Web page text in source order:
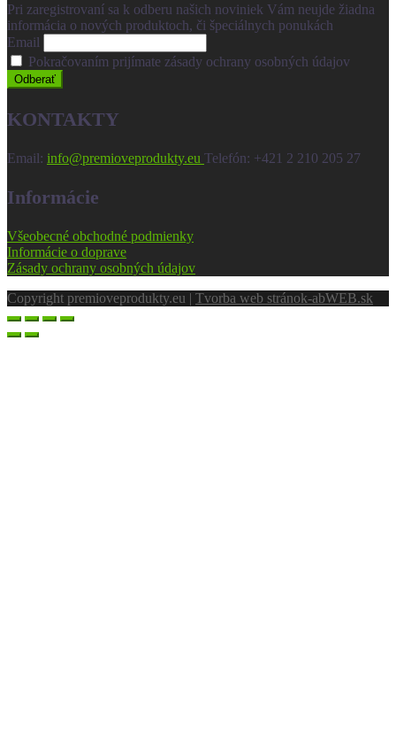
Pri zaregistrovaní sa k odberu našich noviniek Vám neujde žiadna
informácia o nových produktoch, či špeciálnych ponukách
Email
Pokračovaním prijímate zásady ochrany osobných údajov
KONTAKTY
Email: info@premioveprodukty.eu Теlefón: +421 2 210 205 27
Informácie
Všeobecné obchodné podmienky
Informácie o doprave
Zásady ochrany osobných údajov
Copyright premioveprodukty.eu | Tvorba web stránok-abWEB.sk